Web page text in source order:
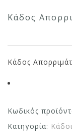
Κάδος
Κάδος
Κωδικός
Κατηγορία: